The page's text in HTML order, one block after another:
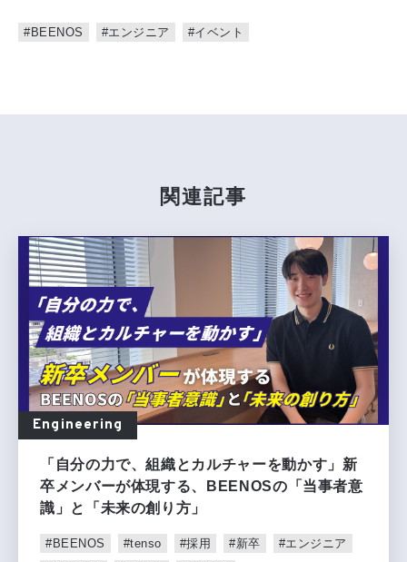
#BEENOS #エンジニア #イベント
関連記事
Engineering
「自分の力で、組織とカルチャーを動かす」新
卒メンバーが体現する、BEENOSの「当事者意
識」と「未来の創り方」
#BEENOS #tenso #採用 #新卒
#エンジニア